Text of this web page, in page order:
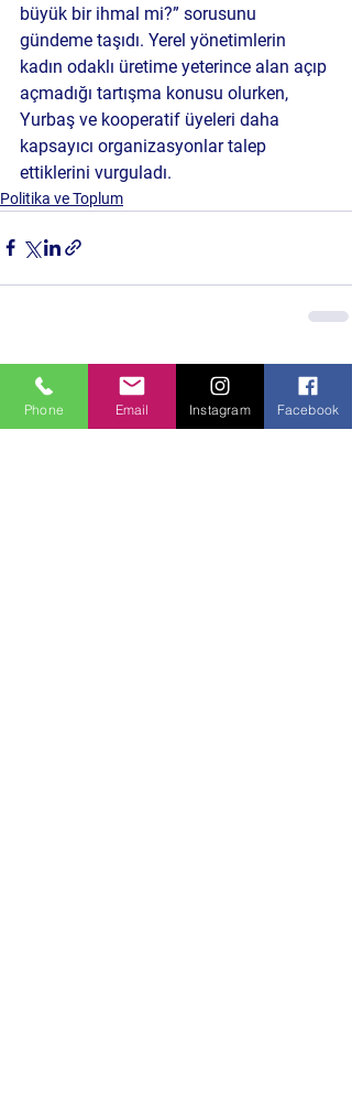
büyük bir ihmal mi?” sorusunu
gündeme taşıdı. Yerel yönetimlerin
kadın odaklı üretime yeterince alan açıp
açmadığı tartışma konusu olurken,
Yurbaş ve kooperatif üyeleri daha
kapsayıcı organizasyonlar talep
ettiklerini vurguladı.
Politika ve Toplum
Son Yazılar Hepsini Gör
Phone Email Instagram Facebook